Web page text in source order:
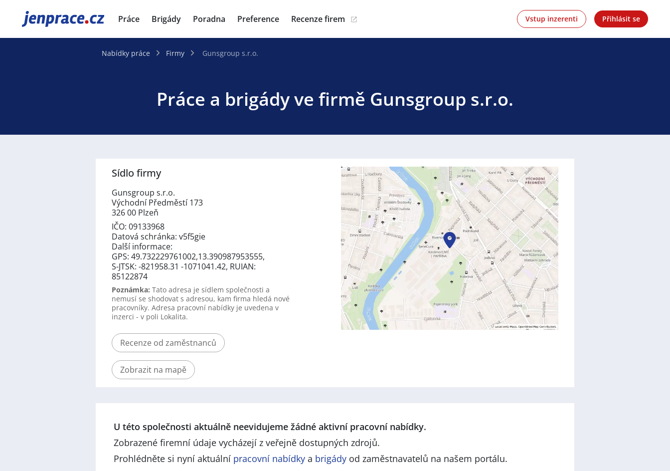
JenPráce.cz Práce Brigády Poradna Preference Recenze firem Vstup inzerenti Přihlásit se
Nabídky práce Firmy Gunsgroup s.r.o.
Práce a brigády ve firmě Gunsgroup s.r.o.
Sídlo firmy
Gunsgroup s.r.o.
Východní Předměstí 173
326 00 Plzeň
IČO: 09133968
Datová schránka: v5f5gie
Další informace:
GPS: 49.732229761002,13.390987953555,
S-JTSK: -821958.31 -1071041.42, RUIAN:
85122874
Poznámka: Tato adresa je sídlem společnosti a
nemusí se shodovat s adresou, kam firma hledá nové
pracovníky. Adresa pracovní nabídky je uvedena v
inzerci - v poli Lokalita.
Recenze od zaměstnanců
Zobrazit na mapě
U této společnosti aktuálně neevidujeme žádné aktivní pracovní nabídky.
Zobrazené firemní údaje vycházejí z veřejně dostupných zdrojů.
Prohlédněte si nyní aktuální pracovní nabídky a brigády od zaměstnavatelů na našem portálu.